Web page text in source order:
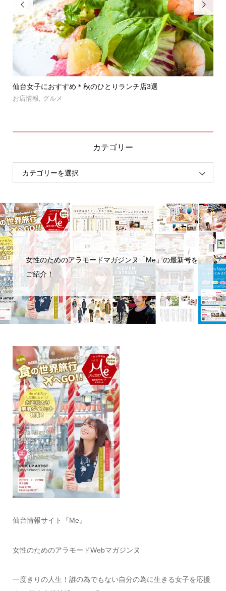

仙台女子におすすめ＊秋のひとりランチ店3選
お店情報, グルメ

カテゴリー
女性のためのアラモードマガジンヌ「Me」の最新号を
ご紹介！
仙台情報サイト『Me』
女性のためのアラモードWebマガジンヌ
一度きりの人生！誰の為でもない自分の為に生きる女子を応援